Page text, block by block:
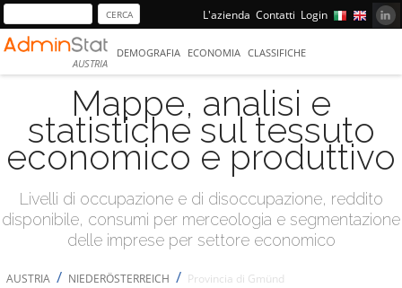
L'azienda Contatti Login
AUSTRIA
DEMOGRAFIA ECONOMIA CLASSIFICHE
Mappe, analisi e
statistiche sul tessuto
economico e produttivo
Livelli di occupazione e di disoccupazione, reddito
disponibile, consumi per merceologia e segmentazione
delle imprese per settore economico
AUSTRIA / NIEDERÖSTERREICH / Provincia di Gmünd